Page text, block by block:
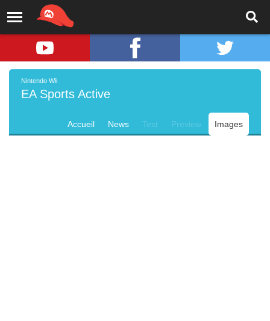
Nintendo Wii
EA Sports Active
Accueil News Test Preview Images